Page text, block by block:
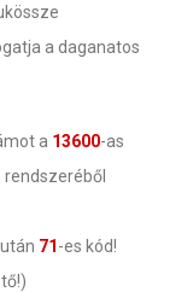
a daganatos
a 13600-as
71-es kód!